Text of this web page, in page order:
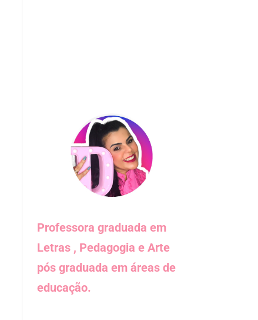
Professora graduada em
Letras , Pedagogia e Arte
pós graduada em áreas de
educação.